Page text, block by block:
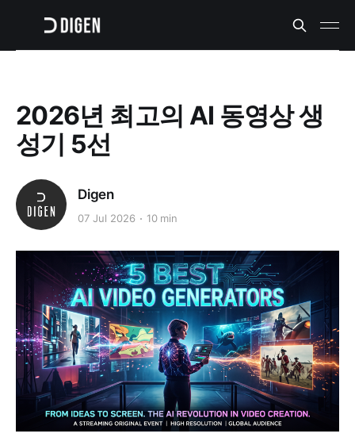
2026년 최고의 AI 동영상 생
성기 5선
Digen
07 Jul 2026 10 min